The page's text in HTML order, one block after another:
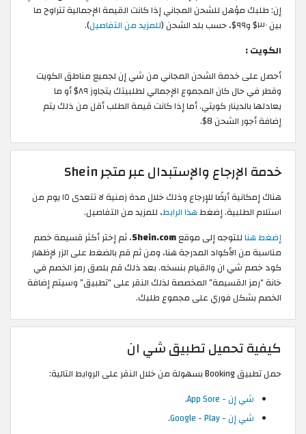
إن: طلبك مؤهل للشحن المجاني إذا كانت القيمة الإجمالية تتراوح ما
بين ٣٠$ و٩٩$، حسب بلد الشحن (
للمزيد من التفاصيل).
الكويت :
أحصل على خدمة الشحن المجاني من شي إن لجميع مناطق الكويت
وقطر في حال كان المجموع الإجمالي لطلبيتك يتجاوز ٨٩$ أو ما
يعادلها بالدينار كويتي. أما إذا كانت قيمة الطلب أقل من ذلك يتم
إضافة أجور الشحن 8$.
خدمة الإرجاع والإستبدال عبر متجر Shein
هناك إمكانية أيضًا للإرجاع وذلك خلال مدة زمنية لا تتعدى ١٥ يوم من
استلام الطلبية. إضغطهذا الرابط، للمزيد من التفاصيل.
إضغط هناللتوجه إلى موقعShein.com، ثم إختر أكثر قسيمة خصم
مناسبة من الأكواد المدرجة هنا، ومن ثم قم بالضغط على الزر لإظهار
كود خصم شي ان والقيام بنسخه. بعد ذلك قم بلصق رمز الخصم في
خانة “رمز القسيمة” المخصصة لذلك النقر على “تطبيق” وسيتم إضافة
الخصم بشكل فوري على مجموع طلبك.
كيفية تحميل تطبيق شي ان
حمل تطبيق Booking بسهولة من خلال النقر على الروابط التالية:
شي إن - App Sore
.
شي إن - Google - Play
.